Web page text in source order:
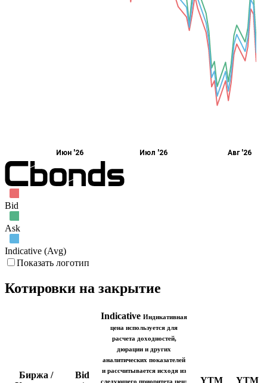
Июн '26 Июл '26 Авг '26
Bid
Ask
Indicative (Avg)
Показать логотип
Котировки на закрытие
Биржа /
Bid
Indicative Индикативная
цена используется для
расчета доходностей,
дюрации и других
аналитических показателей
и рассчитывается исходя из
следующего приоритета цен:
YTM YTM